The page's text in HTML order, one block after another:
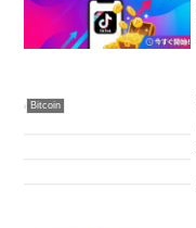
Bitcoin